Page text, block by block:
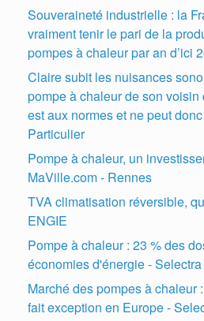
Souveraineté industrielle : la
vraiment tenir le pari de la
pompes à chaleur par an d’ici
Claire subit les nuisances
pompe à chaleur de son voisin
est aux normes et ne peut
Particulier
Pompe à chaleur, un
MaVille.com - Rennes
TVA climatisation réversible,
ENGIE
Pompe à chaleur : 23 % des
économies d'énergie - Selectra
Marché des pompes à chaleur
fait exception en Europe -